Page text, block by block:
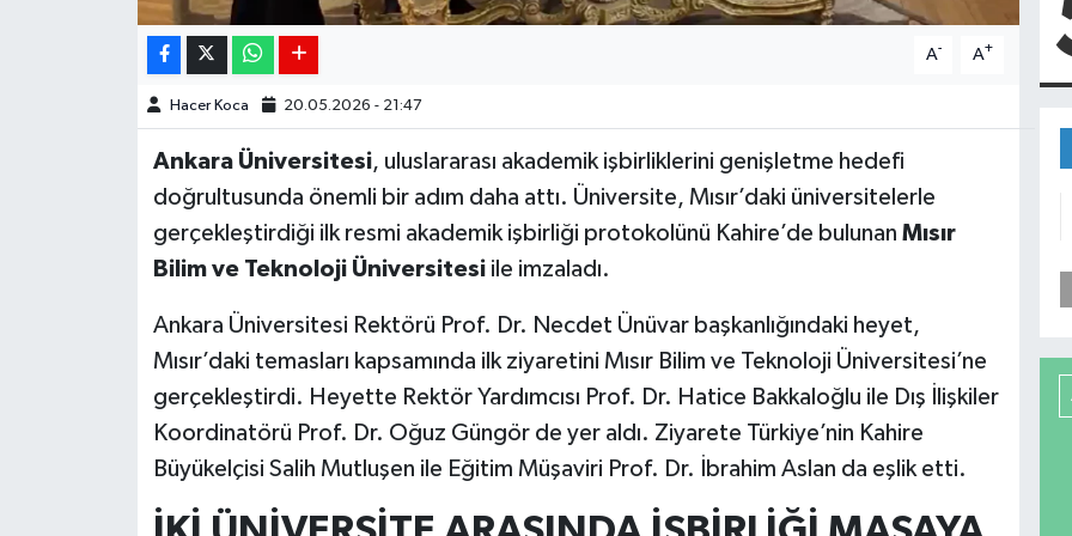
A- A+
Hacer Koca 20.05.2026 - 21:47
Ankara Üniversitesi, uluslararası akademik işbirliklerini genişletme hedefi
doğrultusunda önemli bir adım daha attı. Üniversite, Mısır’daki üniversitelerle
gerçekleştirdiği ilk resmi akademik işbirliği protokolünü Kahire’de bulunan Mısır
Bilim ve Teknoloji Üniversitesiile imzaladı.
Ankara Üniversitesi Rektörü Prof. Dr. Necdet Ünüvar başkanlığındaki heyet,
Mısır’daki temasları kapsamında ilk ziyaretini Mısır Bilim ve Teknoloji Üniversitesi’ne
gerçekleştirdi. Heyette Rektör Yardımcısı Prof. Dr. Hatice Bakkaloğlu ile Dış İlişkiler
Koordinatörü Prof. Dr. Oğuz Güngör de yer aldı. Ziyarete Türkiye’nin Kahire
Büyükelçisi Salih Mutluşen ile Eğitim Müşaviri Prof. Dr. İbrahim Aslan da eşlik etti.